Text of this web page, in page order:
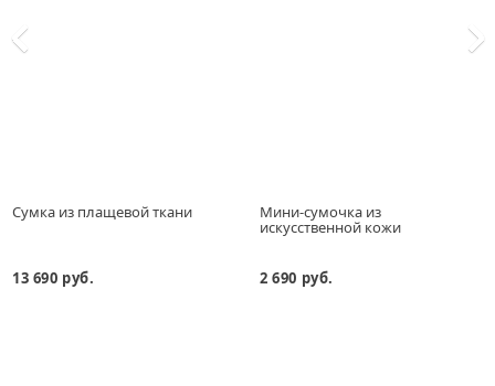
Сумка из плащевой ткани
13 690 руб.
Мини-сумочка из
искусственной кожи
2 690 руб.